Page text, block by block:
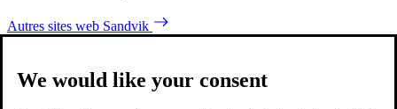
Autres sites web Sandvik
We would like your consent